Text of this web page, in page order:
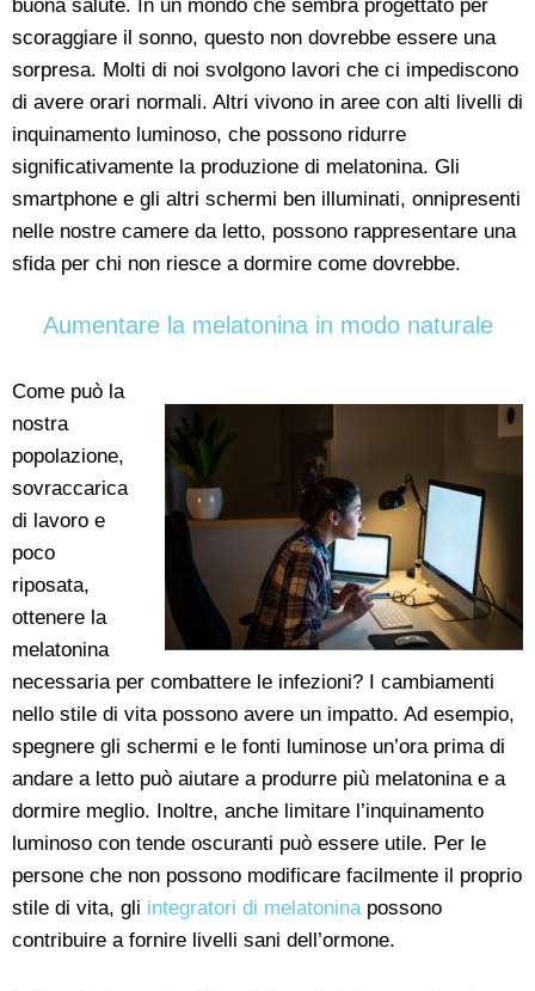
buona salute. In un mondo che sembra progettato per
scoraggiare il sonno, questo non dovrebbe essere una
sorpresa. Molti di noi svolgono lavori che ci impediscono
di avere orari normali. Altri vivono in aree con alti livelli di
inquinamento luminoso, che possono ridurre
significativamente la produzione di melatonina. Gli
smartphone e gli altri schermi ben illuminati, onnipresenti
nelle nostre camere da letto, possono rappresentare una
sfida per chi non riesce a dormire come dovrebbe.
Aumentare la melatonina in modo naturale
Come può la
nostra
popolazione,
sovraccarica
di lavoro e
poco
riposata,
ottenere la
melatonina
necessaria per combattere le infezioni? I cambiamenti
nello stile di vita possono avere un impatto. Ad esempio,
spegnere gli schermi e le fonti luminose un’ora prima di
andare a letto può aiutare a produrre più melatonina e a
dormire meglio. Inoltre, anche limitare l’inquinamento
luminoso con tende oscuranti può essere utile. Per le
persone che non possono modificare facilmente il proprio
stile di vita, gli integratori di melatoninapossono
contribuire a fornire livelli sani dell’ormone.